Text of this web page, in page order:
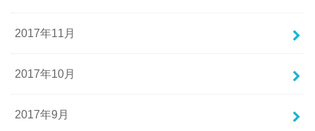
2017年11月
2017年10月
2017年9月